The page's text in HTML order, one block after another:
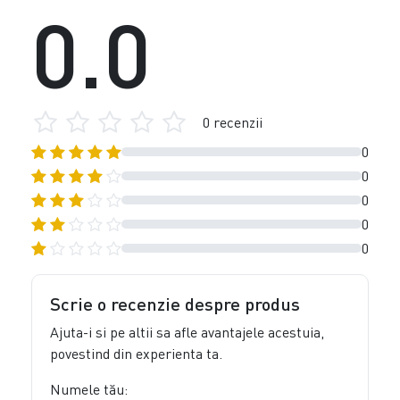
0
0
0
0
0
0.0
0 recenzii
Scrie o recenzie despre produs
Ajuta-i si pe altii sa afle avantajele acestuia,
povestind din experienta ta.
Numele tău: